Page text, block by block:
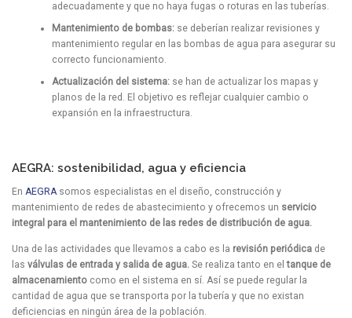
adecuadamente y que no haya fugas o roturas en las tuberías.
Mantenimiento de bombas:se deberían realizar revisiones y
mantenimiento regular en las bombas de agua para asegurar su
correcto funcionamiento.
Actualización del sistema:se han de actualizar los mapas y
planos de la red. El objetivo es reflejar cualquier cambio o
expansión en la infraestructura.
AEGRA: sostenibilidad, agua y eficiencia
En AEGRA somos especialistas en el diseño, construcción y
mantenimiento de redes de abastecimiento y ofrecemos un servicio
integral para el mantenimiento de las redes de distribución de agua.
Una de las actividades que llevamos a cabo es la revisión periódica de
las válvulas de entrada y salida de agua. Se realiza tanto en eltanque de
almacenamiento como en el sistema en sí. Así se puede regular la
cantidad de agua que se transporta por la tubería y que no existan
deficiencias en ningún área de la población.